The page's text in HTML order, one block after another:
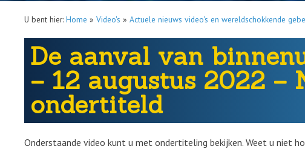
U bent hier: Home » Video's » Actuele nieuws video's en wereldschokkende
De aanval van
– 12 augustus 2022 –
ondertiteld
Onderstaande video kunt u met ondertiteling bekijken. Weet u niet